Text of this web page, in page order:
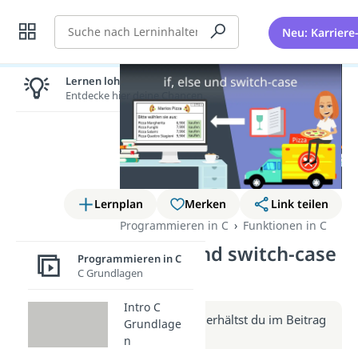
Suche Neu:
Lernplan Merken
Link teilen
Programmieren in C
Funktionen in C
If, else und switch-case
(Video)
Weitere Infos erhältst du im Beitrag
zum Video
Lernen lohnt sich!
Entdecke hier deine Chancen.
Programmieren in C
C Grundlagen
Intro C
Grundlage
n